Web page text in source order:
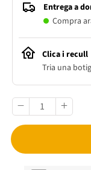
Entrega a
Compra
Clica i recull
Tria una